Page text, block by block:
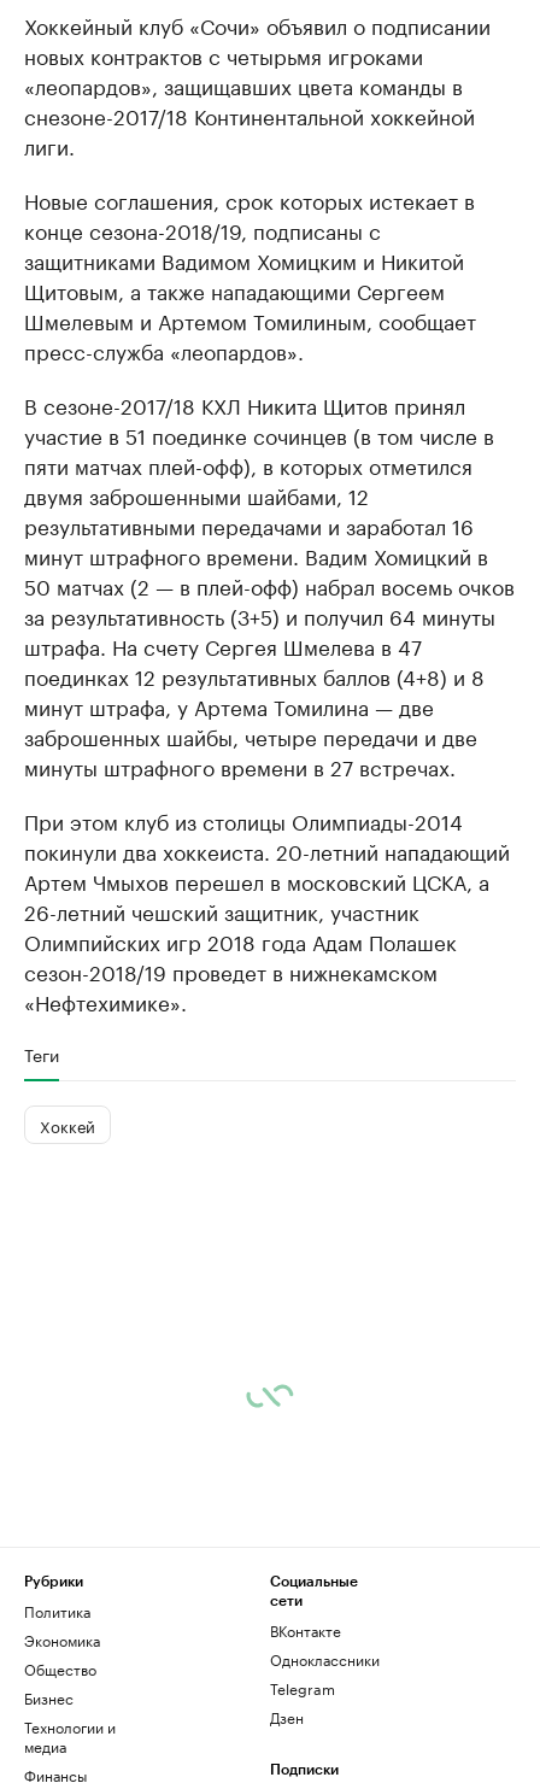
Хоккейный клуб «Сочи» объявил о подписании
новых контрактов с четырьмя игроками
«леопардов», защищавших цвета команды в
снезоне-2017/18 Континентальной хоккейной
лиги.
Новые соглашения, срок которых истекает в
конце сезона-2018/19, подписаны с
защитниками Вадимом Хомицким и Никитой
Щитовым, а также нападающими Сергеем
Шмелевым и Артемом Томилиным, сообщает
пресс-служба «леопардов».
В сезоне-2017/18 КХЛ Никита Щитов принял
участие в 51 поединке сочинцев (в том числе в
пяти матчах плей-офф), в которых отметился
двумя заброшенными шайбами, 12
результативными передачами и заработал 16
минут штрафного времени. Вадим Хомицкий в
50 матчах (2 — в плей-офф) набрал восемь очков
за результативность (3+5) и получил 64 минуты
штрафа. На счету Сергея Шмелева в 47
поединках 12 результативных баллов (4+8) и 8
минут штрафа, у Артема Томилина — две
заброшенных шайбы, четыре передачи и две
минуты штрафного времени в 27 встречах.
При этом клуб из столицы Олимпиады-2014
покинули два хоккеиста. 20-летний нападающий
Артем Чмыхов перешел в московский ЦСКА, а
26-летний чешский защитник, участник
Олимпийских игр 2018 года Адам Полашек
сезон-2018/19 проведет в нижнекамском
«Нефтехимике».
Теги
Хоккей
Рубрики
Политика
Экономика
Общество
Бизнес
Технологии и
медиа
Финансы
Социальные
сети
ВКонтакте
Одноклассники
Telegram
Дзен
Подписки